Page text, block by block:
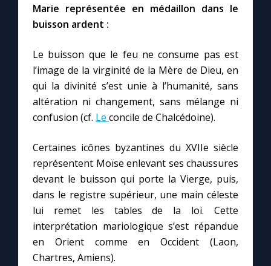
Contact
Marie de Nazareth
Marie représentée en médaillon dans le
buisson ardent :
Le buisson que le feu ne consume pas est
l’image de la virginité de la Mère de Dieu, en
qui la divinité s’est unie à l’humanité, sans
altération ni changement, sans mélange ni
confusion (cf. Le concile de Chalcédoine).
Certaines icônes byzantines du XVIIe siècle
représentent Moïse enlevant ses chaussures
devant le buisson qui porte la Vierge, puis,
dans le registre supérieur, une main céleste
lui remet les tables de la loi. Cette
interprétation mariologique s’est répandue
en Orient comme en Occident (Laon,
Chartres, Amiens).